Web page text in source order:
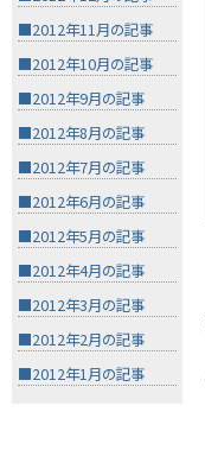
■2012年11月の記事
■2012年10月の記事
■2012年9月の記事
■2012年8月の記事
■2012年7月の記事
■2012年6月の記事
■2012年5月の記事
■2012年4月の記事
■2012年3月の記事
■2012年2月の記事
■2012年1月の記事